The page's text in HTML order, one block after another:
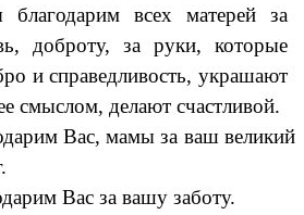
всех матерей за
доброту, за руки, которые
и справедливость, украшают
смыслом, делают счастливой.
Вас, мамы за ваш великий
Вас за вашу заботу.